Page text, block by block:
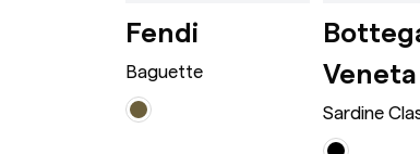
Caramel
Dionysus Bag Mini Bordeaux
FendiBaguette
Baguette
Veneta
Sardine